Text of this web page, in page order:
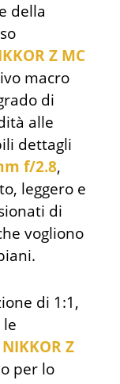
della
Z MC
macro
di
alle
dettagli
f/2.8,
leggero e
di
vogliono
di 1:1,
NIKKOR Z
per lo